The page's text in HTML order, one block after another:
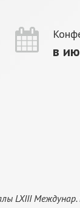
в
LXIII Междунар.